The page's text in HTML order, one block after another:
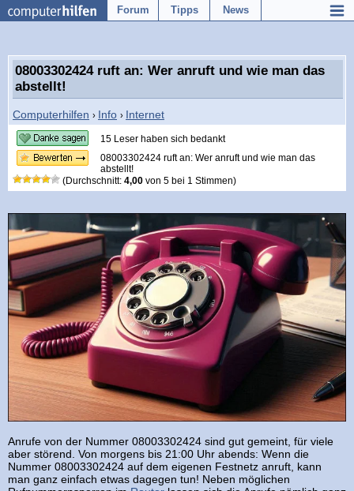
Forum Tipps News
08003302424 ruft an: Wer anruft und wie man das
abstellt!
Computerhilfen › Info › Internet
15 Leser haben sich bedankt
08003302424 ruft an: Wer anruft und wie man das
abstellt!
(Durchschnitt: 4,00 von 5 bei 1 Stimmen)
Anrufe von der Nummer 08003302424 sind gut gemeint, für viele
aber störend. Von morgens bis 21:00 Uhr abends: Wenn die
Nummer 08003302424 auf dem eigenen Festnetz anruft, kann
man ganz einfach etwas dagegen tun! Neben möglichen